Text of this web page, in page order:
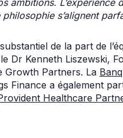
ambitions. L’expérience
s’alignent
de la part de
Dr Kenneth Liszewski,
Growth Partners. La
Finance a également
Healthcare